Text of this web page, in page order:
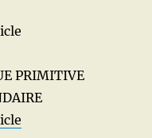
PRIMITIVE